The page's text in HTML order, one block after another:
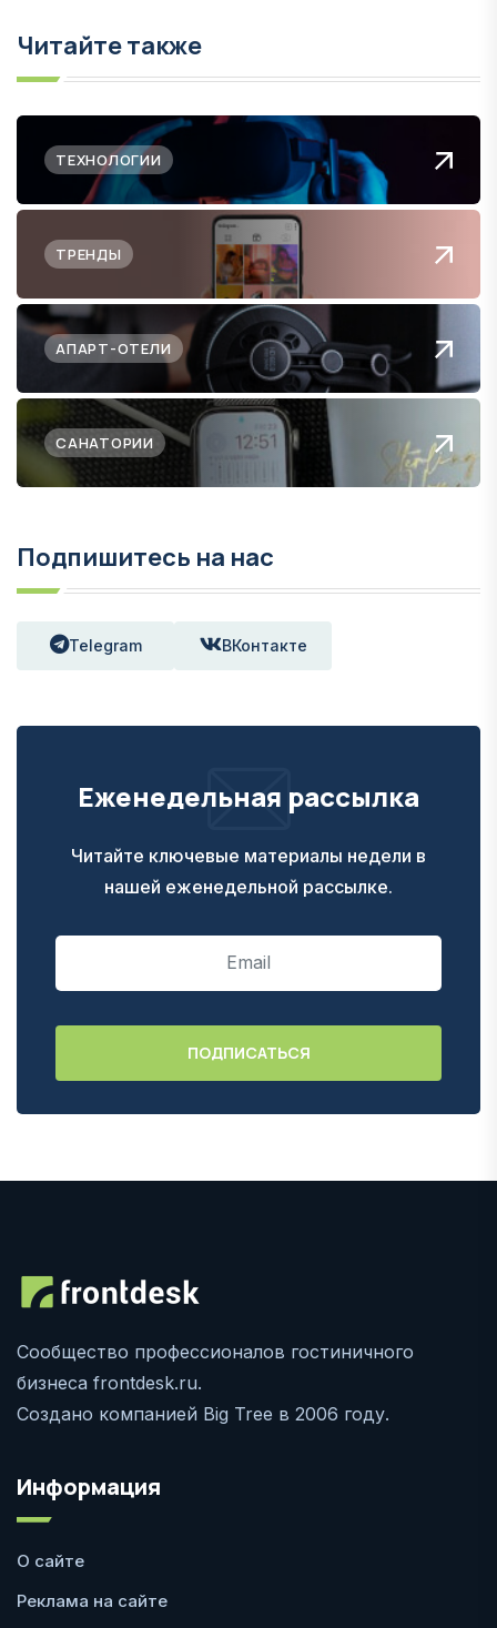
Читайте также
ТЕХНОЛОГИИ
ТРЕНДЫ
АПАРТ-ОТЕЛИ
САНАТОРИИ
Подпишитесь на нас
Telegram ВКонтакте
Еженедельная рассылка
Читайте ключевые материалы недели в
нашей еженедельной рассылке.
Сообщество профессионалов гостиничного
бизнеса frontdesk.ru.
Создано компанией Big Tree в 2006 году.
Информация
О сайте
Реклама на сайте